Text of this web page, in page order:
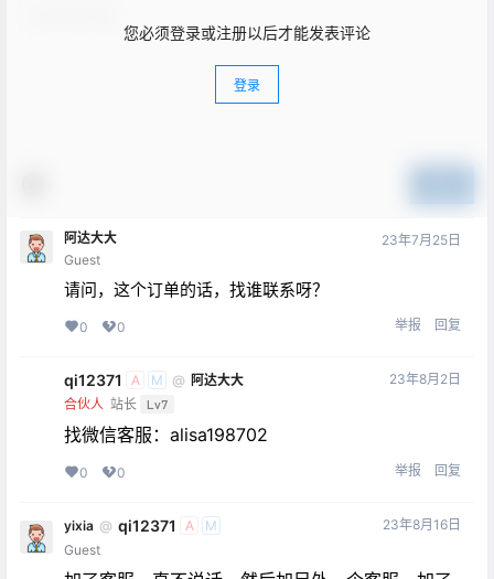
您必须登录或注册以后才能发表评论
登录
阿达大大
Guest
23年7月25日
请问，这个订单的话，找谁联系呀？
0 0 举报 回复
qi12371 A M @ 阿达大大
合伙人 站长 Lv7
23年8月2日
找微信客服：alisa198702
0 0 举报 回复
yixia @ qi12371 A
M
Guest
23年8月16日